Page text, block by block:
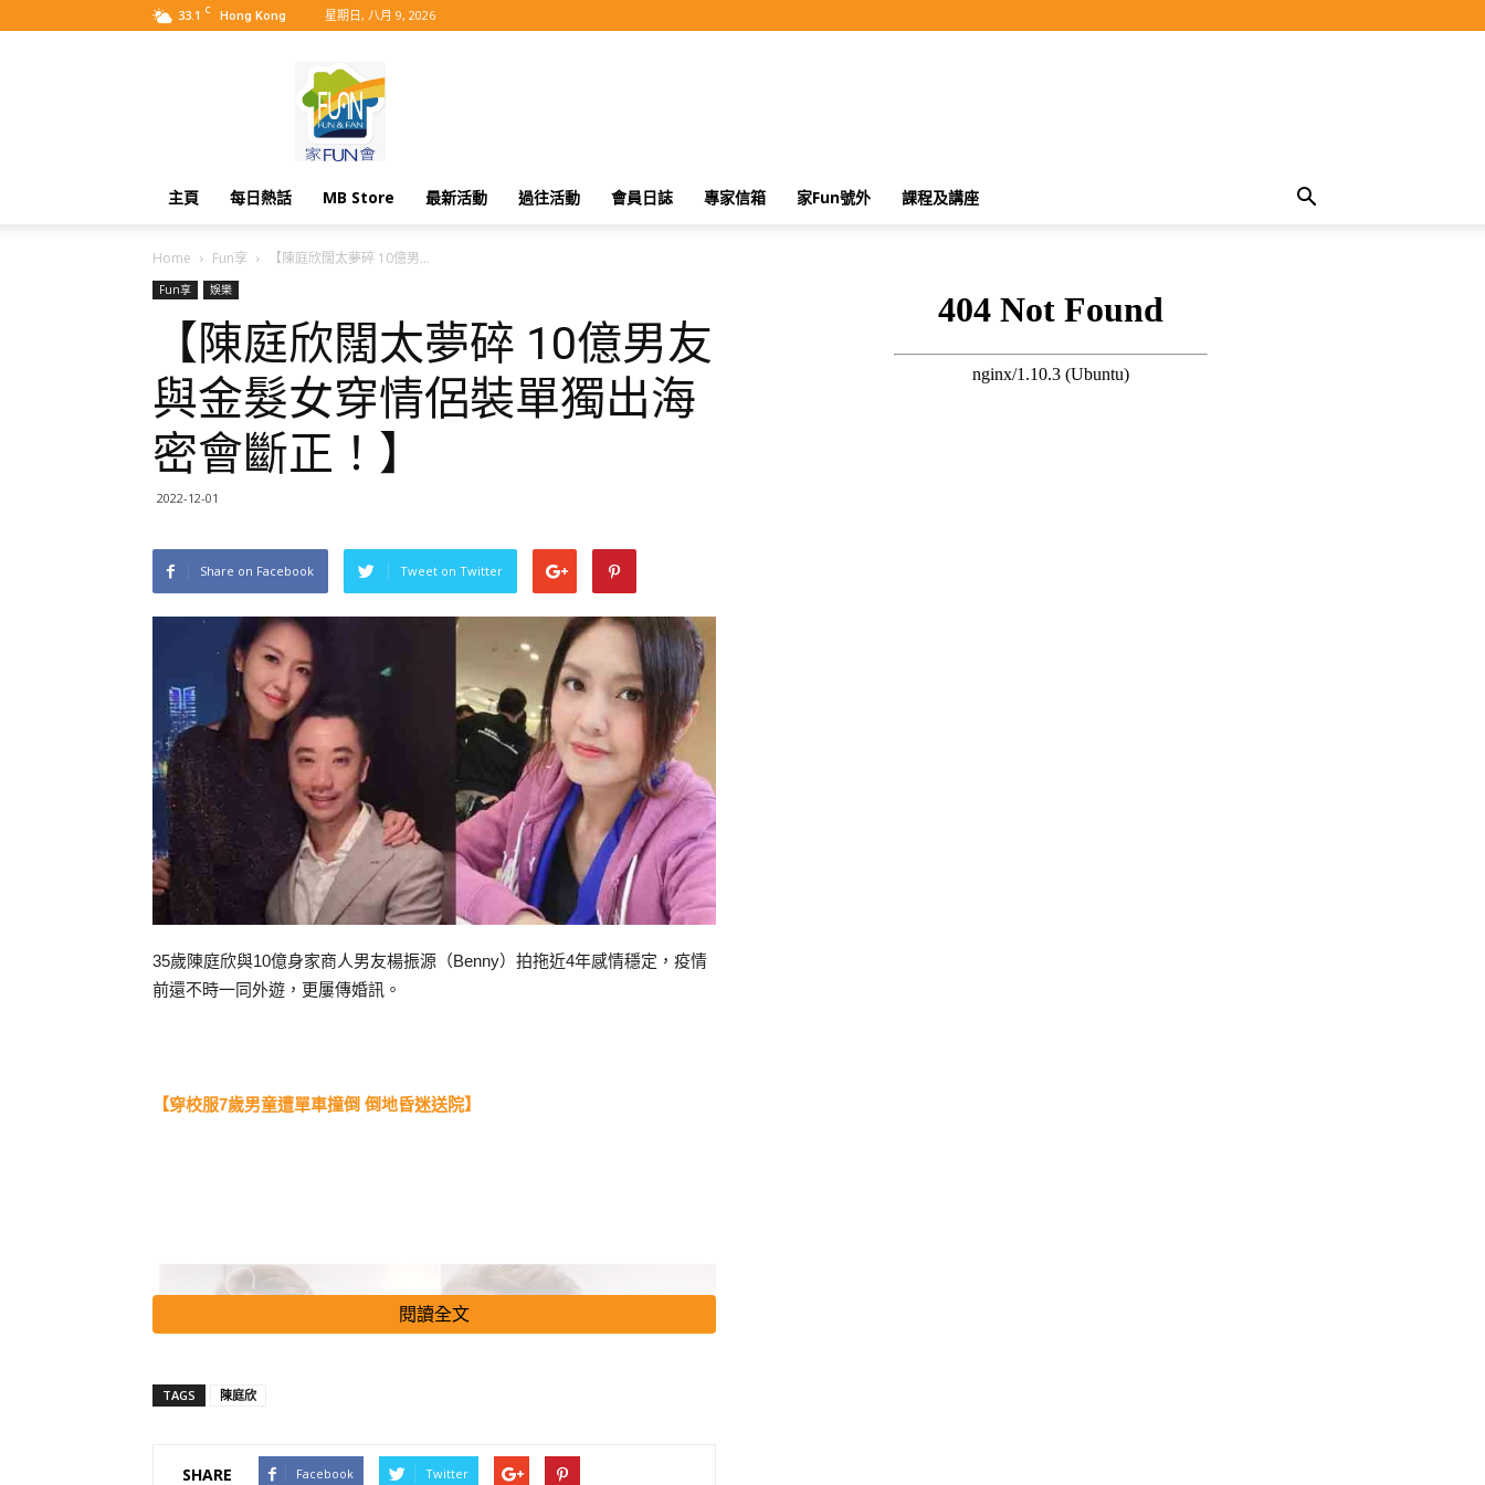
33.1 C Hong Kong 星期日, 八月 9, 2026
主頁 每日熱話 MB Store 最新活動 過往活動 會員日誌 專家信箱 家Fun號外 課程及講座
Home Fun享 【陳庭欣闊太夢碎 10億男...
Fun享 娛樂
【陳庭欣闊太夢碎 10億男友
與金髮女穿情侶裝單獨出海
密會斷正！】
2022-12-01
Share on Facebook Tweet on Twitter
35歲陳庭欣與10億身家商人男友楊振源（Benny）拍拖近4年感情穩定，疫情
前還不時一同外遊，更屢傳婚訊。
【穿校服7歲男童遭單車撞倒 倒地昏迷送院】
閱讀全文
TAGS 陳庭欣
SHARE Facebook Twitter